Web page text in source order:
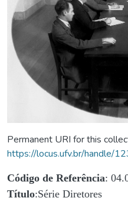
Permanent URI for this
https://locus.ufv.br/handle/
Código de Referência:
Título:Série Diretores